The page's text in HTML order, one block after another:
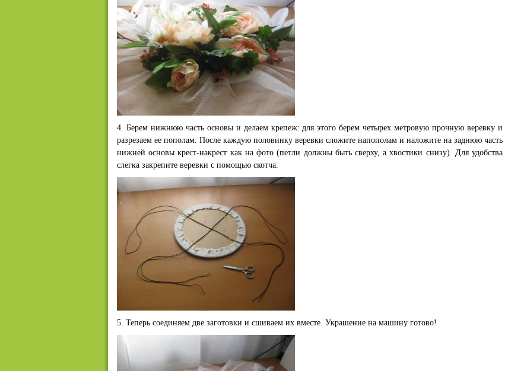
4. Берем нижнюю часть основы и делаем крепеж: для этого берем четырех метровую прочную веревку и
разрезаем ее пополам. После каждую половинку веревки сложите напополам и наложите на заднюю часть
нижней основы крест-накрест как на фото (петли должны быть сверху, а хвостики снизу). Для удобства
слегка закрепите веревки с помощью скотча.
5. Теперь соединяем две заготовки и сшиваем их вместе. Украшение на машину готово!